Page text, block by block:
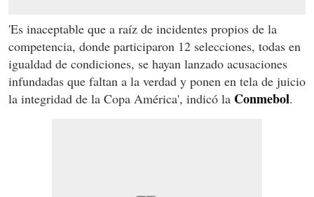
'Es inaceptable que a raíz de incidentes propios de la
competencia, donde participaron 12 selecciones, todas en
igualdad de condiciones, se hayan lanzado acusaciones
infundadas que faltan a la verdad y ponen en tela de juicio
la integridad de la Copa América', indicó la Conmebol.